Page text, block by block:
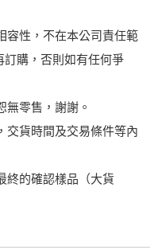
容性，不在本公司責任範
訂購，否則如有任何爭
無零售，謝謝。
交貨時間及交易條件等內
終的確認樣品（大貨